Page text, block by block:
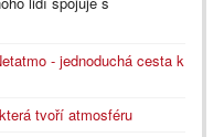
- jednoduchá cesta k
tvoří atmosféru